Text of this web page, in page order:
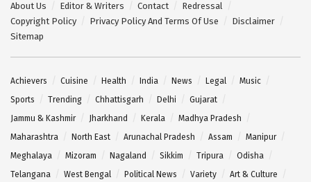
About Us Editor & Writers Contact
Redressal
Copyright Policy
Privacy Policy And Terms Of Use
Disclaimer
Sitemap
Achievers Cuisine Health India News Legal
Music
Sports
Trending Chhattisgarh Delhi
Gujarat
Jammu & Kashmir
Jharkhand Kerala
Madhya Pradesh
Maharashtra
North East Arunachal Pradesh Assam
Manipur
Meghalaya
Mizoram Nagaland Sikkim Tripura
Odisha
Telangana
West Bengal Political News Variety
Art & Culture